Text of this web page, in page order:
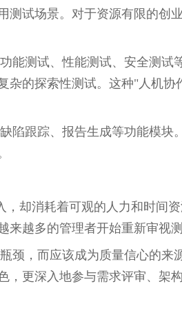
试场景。对于资源有限的创
能测试、性能测试、安全测试
的探索性测试。这种"人机
陷跟踪、报告生成等功能模块
却消耗着可观的人力和时间
越多的管理者开始重新审视测
颈，而应该成为质量信心的
更深入地参与需求评审、架